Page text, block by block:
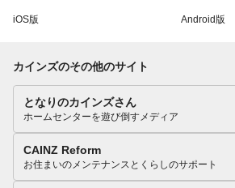
iOS版 Android版
カインズのその他のサイト
となりのカインズさん
ホームセンターを遊び倒すメディア
CAINZ Reform
お住まいのメンテナンスとくらしのサポート